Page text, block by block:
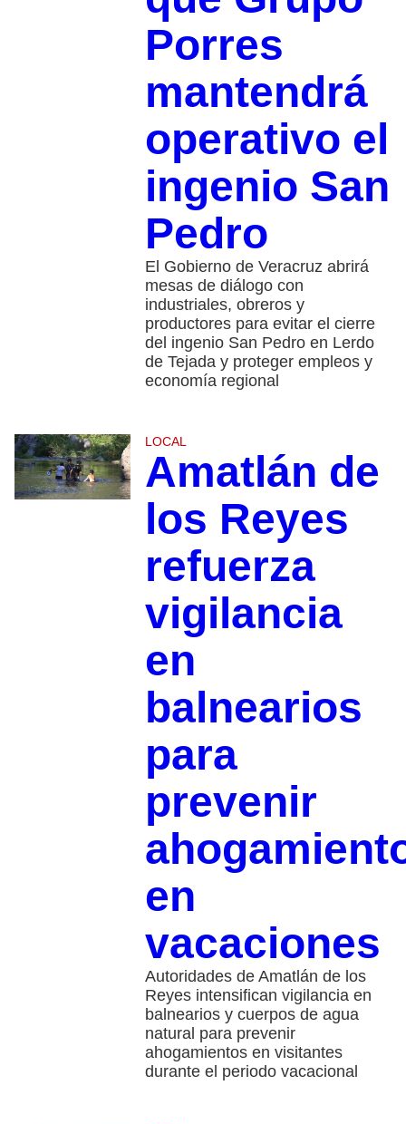
Porres
mantendrá
operativo el
ingenio San
Pedro
El Gobierno de Veracruz abrirá
mesas de diálogo con
industriales, obreros y
productores para evitar el cierre
del ingenio San Pedro en Lerdo
de Tejada y proteger empleos y
economía regional
LOCAL
Amatlán de
los Reyes
refuerza
vigilancia
en
balnearios
para
prevenir
en
vacaciones
Autoridades de Amatlán de los
Reyes intensifican vigilancia en
balnearios y cuerpos de agua
natural para prevenir
ahogamientos en visitantes
durante el periodo vacacional